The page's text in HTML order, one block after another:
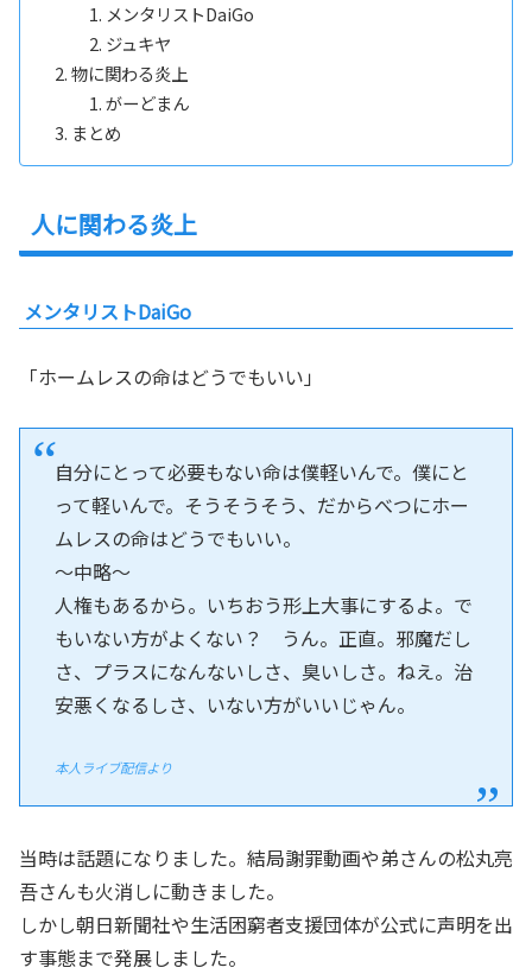
メンタリストDaiGo
ジュキヤ
物に関わる炎上
がーどまん
まとめ
人に関わる炎上
メンタリストDaiGo
「ホームレスの命はどうでもいい」
自分にとって必要もない命は僕軽いんで。僕にと
って軽いんで。そうそうそう、だからべつにホー
ムレスの命はどうでもいい。
～中略～
人権もあるから。いちおう形上大事にするよ。で
もいない方がよくない？ うん。正直。邪魔だし
さ、プラスになんないしさ、臭いしさ。ねえ。治
安悪くなるしさ、いない方がいいじゃん。
本人ライブ配信より
当時は話題になりました。結局謝罪動画や弟さんの松丸亮
吾さんも火消しに動きました。
しかし朝日新聞社や生活困窮者支援団体が公式に声明を出
す事態まで発展しました。